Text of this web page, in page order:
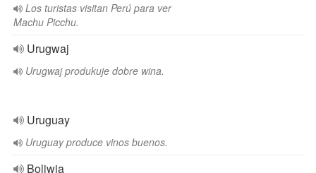
Los turistas visitan Perú para ver
Machu Picchu.
Urugwaj
Urugwaj produkuje dobre wina.
Uruguay
Uruguay produce vinos buenos.
Boliwia